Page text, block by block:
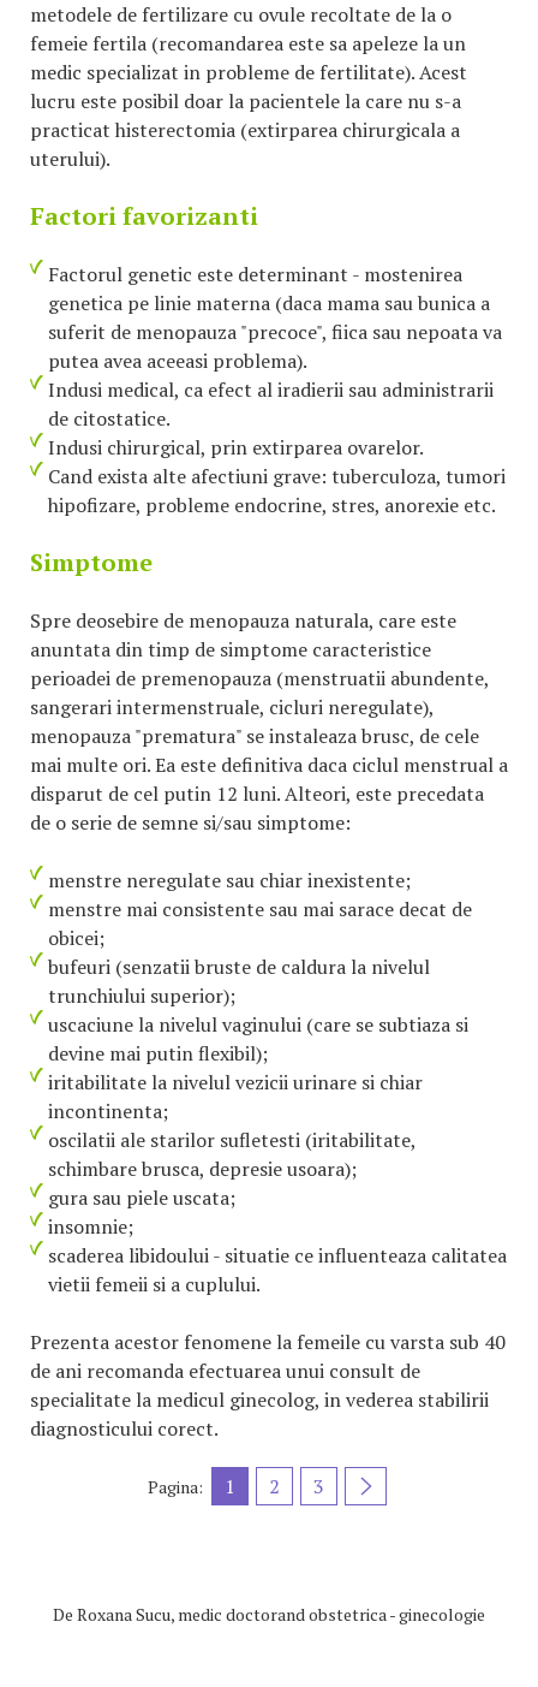
metodele de fertilizare cu ovule recoltate de la o
femeie fertila (recomandarea este sa apeleze la un
medic specializat in probleme de fertilitate). Acest
lucru este posibil doar la pacientele la care nu s-a
practicat histerectomia (extirparea chirurgicala a
uterului).
Factori favorizanti
Factorul genetic este determinant - mostenirea
genetica pe linie materna (daca mama sau bunica a
suferit de menopauza "precoce", fiica sau nepoata va
putea avea aceeasi problema).
Indusi medical, ca efect al iradierii sau administrarii
de citostatice.
Indusi chirurgical, prin extirparea ovarelor.
Cand exista alte afectiuni grave: tuberculoza, tumori
hipofizare, probleme endocrine, stres, anorexie etc.
Simptome
Spre deosebire de menopauza naturala, care este
anuntata din timp de simptome caracteristice
perioadei de premenopauza (menstruatii abundente,
sangerari intermenstruale, cicluri neregulate),
menopauza "prematura" se instaleaza brusc, de cele
mai multe ori. Ea este definitiva daca ciclul menstrual a
disparut de cel putin 12 luni. Alteori, este precedata
de o serie de semne si/sau simptome:
menstre neregulate sau chiar inexistente;
menstre mai consistente sau mai sarace decat de
obicei;
bufeuri (senzatii bruste de caldura la nivelul
trunchiului superior);
uscaciune la nivelul vaginului (care se subtiaza si
devine mai putin flexibil);
iritabilitate la nivelul vezicii urinare si chiar
incontinenta;
oscilatii ale starilor sufletesti (iritabilitate,
schimbare brusca, depresie usoara);
gura sau piele uscata;
insomnie;
scaderea libidoului - situatie ce influenteaza calitatea
vietii femeii si a cuplului.
Prezenta acestor fenomene la femeile cu varsta sub 40
de ani recomanda efectuarea unui consult de
specialitate la medicul ginecolog, in vederea stabilirii
diagnosticului corect.
Pagina: 1 2 3
De Roxana Sucu, medic doctorand obstetrica - ginecologie